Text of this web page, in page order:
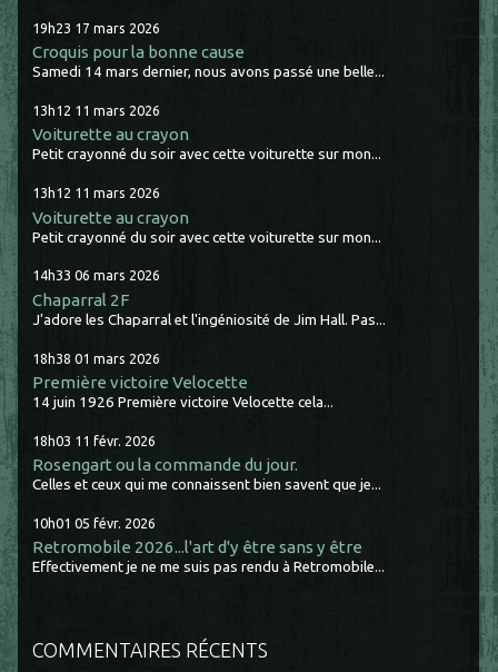
19h23 17 mars 2026
Croquis pour la bonne cause
Samedi 14 mars dernier, nous avons passé une belle...
13h12 11 mars 2026
Voiturette au crayon
Petit crayonné du soir avec cette voiturette sur mon...
13h12 11 mars 2026
Voiturette au crayon
Petit crayonné du soir avec cette voiturette sur mon...
14h33 06 mars 2026
Chaparral 2F
J'adore les Chaparral et l'ingéniosité de Jim Hall. Pas...
18h38 01 mars 2026
Première victoire Velocette
14 juin 1926 Première victoire Velocette cela...
18h03 11 févr. 2026
Rosengart ou la commande du jour.
Celles et ceux qui me connaissent bien savent que je...
10h01 05 févr. 2026
Retromobile 2026...l'art d'y être sans y être
Effectivement je ne me suis pas rendu à Retromobile...
COMMENTAIRES RÉCENTS